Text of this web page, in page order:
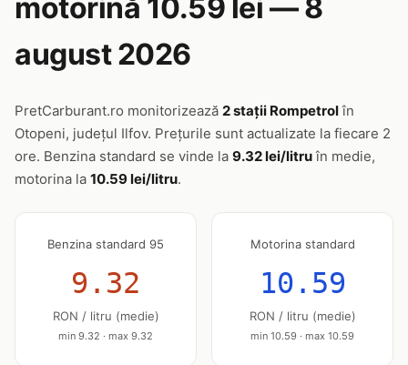
motorină 10.59 lei — 8
august 2026
PretCarburant.ro monitorizează 2 stații Rompetrolîn
Otopeni, județul Ilfov. Prețurile sunt actualizate la fiecare 2
ore. Benzina standard se vinde la 9.32 lei/litruîn medie,
motorina la 10.59 lei/litru.
Benzina standard 95
9.32
RON / litru (medie)
min 9.32 · max 9.32
Motorina standard
10.59
RON / litru (medie)
min 10.59 · max 10.59